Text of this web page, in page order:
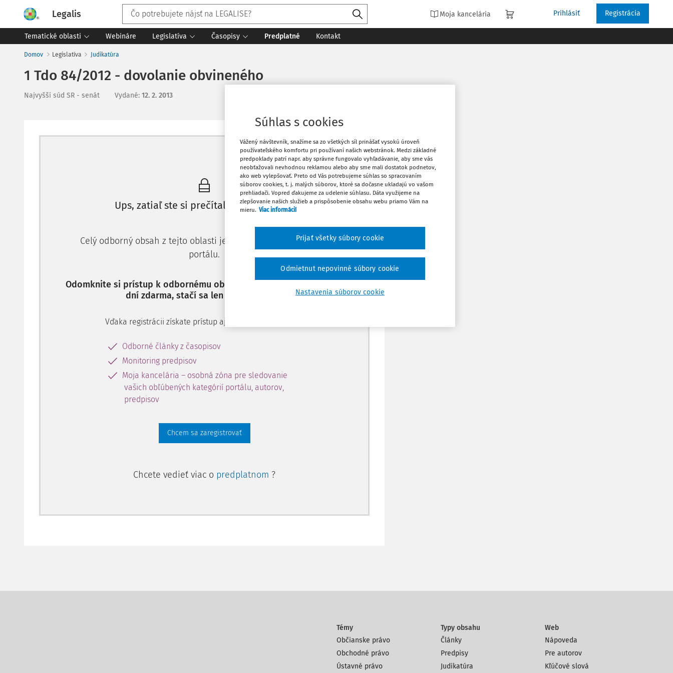
Legalis Moja kancelária Prihlásiť Registrácia
Tematické oblasti Webináre Legislatíva Časopisy Predplatné Kontakt
Domov Legislatíva Judikatúra
1 Tdo 84/2012 - dovolanie obvineného
Najvyšší súd SR - senát Vydané: 12. 2. 2013
Máte predplatné? Prihláste sa
Ups, zatiaľ ste si prečítali len začiatok...
Celý odborný obsah z tejto oblasti je dostupný predplatiteľom
portálu.
Odomknite si prístup k odbornému obsahu a získajte prístup na 10
dní zdarma, stačí sa len zaregistrovať.
Vďaka registrácii získate prístup aj k vybranému obsahu:
Odborné články z časopisov
Monitoring predpisov
Moja kancelária – osobná zóna pre sledovanie
vašich obľúbených kategórií portálu, autorov,
predpisov
Chcem sa zaregistrovať
Chcete vedieť viac o predplatnom ?
Vytlačiť
Obľúbené
Stiahnuť
Témy
Občianske právo
Obchodné právo
Ústavné právo
Typy obsahu
Články
Predpisy
Judikatúra
Web
Nápoveda
Pre autorov
Kľúčové slová
Súhlas s cookies
Vážený návštevník, snažíme sa zo všetkých síl prinášať vysokú úroveň
používateľského komfortu pri používaní našich webstránok. Medzi základné
predpoklady patrí napr. aby správne fungovalo vyhľadávanie, aby sme vás
neobťažovali nevhodnou reklamou alebo aby sme mali dostatok podnetov,
ako web vylepšovať. Preto od Vás potrebujeme súhlas so spracovaním
súborov cookies, t. j. malých súborov, ktoré sa dočasne ukladajú vo vašom
prehliadači. Vopred ďakujeme za udelenie súhlasu. Dáta využijeme na
zlepšovanie našich služieb a prispôsobenie obsahu webu priamo Vám na
mieru. Viac informácií
Nastavenia súborov cookie
Odmietnut nepovinné súbory cookie
Prijať všetky súbory cookie